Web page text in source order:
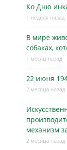
Ко Дню
1 неделя назад
В мире
собаках,
1 месяц назад
22 июня
2 месяца назад
механизм
2 месяца назад